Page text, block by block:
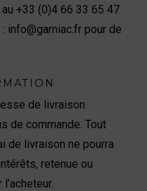
+33 (0)4 66 33 65 47
info@garniac.fr pour de
de livraison
de commande. Tout
de livraison ne pourra
retenue ou